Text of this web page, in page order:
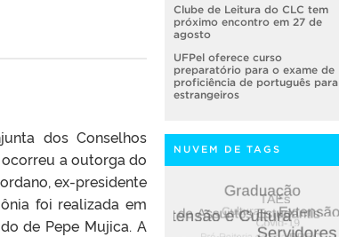
dos Conselhos
ocorreu a outorga do
ex-presidente
foi realizada em
de Pepe Mujica. A
Clube de Leitura do CLC tem
próximo encontro em 27 de
agosto
UFPel oferece curso
preparatório para o exame de
proficiência de português para
estrangeiros
NUVEM DE TAGS